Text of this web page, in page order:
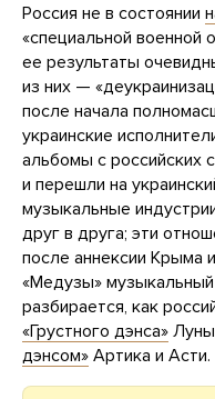
Россия не в состоянии
«специальной военной
ее результаты
из них —
после начала
украинские
альбомы с российских
и перешли на
музыкальные
друг в друга; эти
после аннексии Крыма
«Медузы»
разбирается, как
«Грустного дэнса»
дэнсом» Артика и Асти.